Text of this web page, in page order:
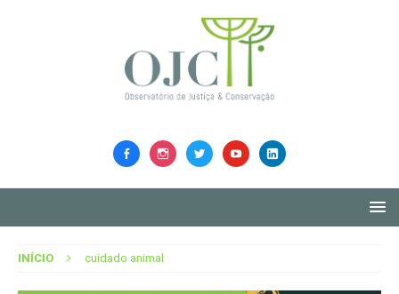
INÍCIO cuidado animal